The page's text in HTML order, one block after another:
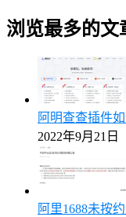
浏览最多的文
阿明查查插件
2022年9月21日
阿里1688未按